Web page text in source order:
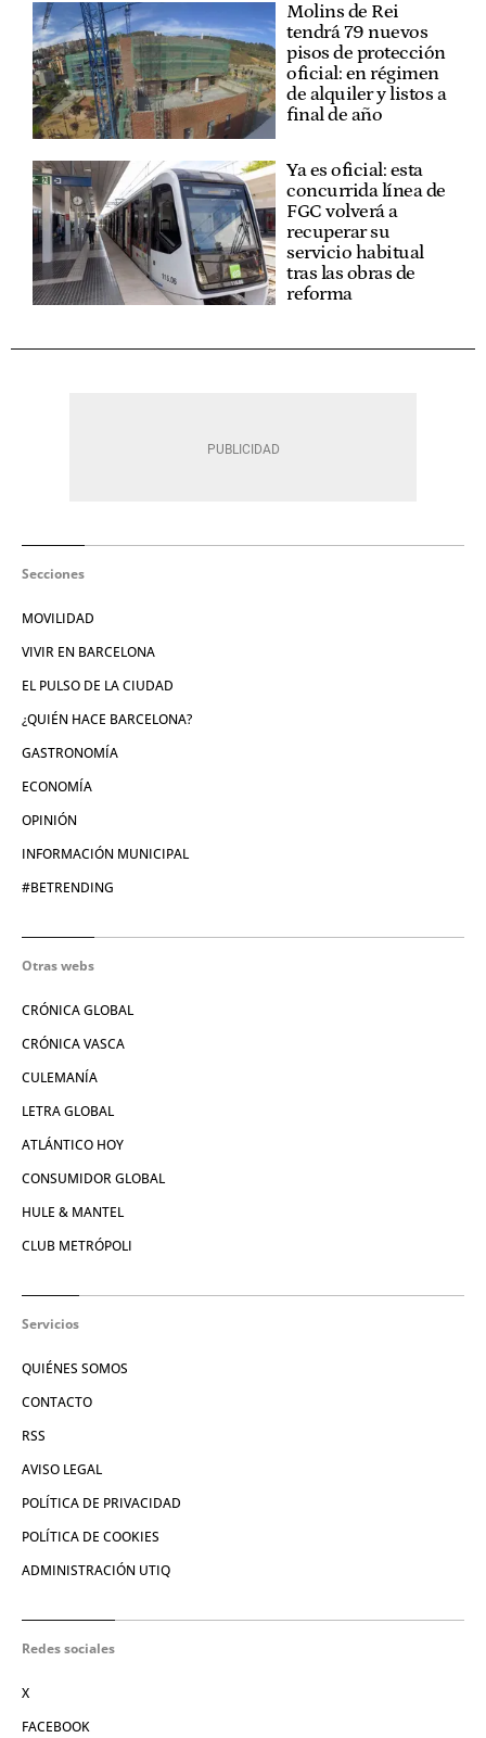
Molins de Rei
tendrá 79 nuevos
pisos de protección
oficial: en régimen
de alquiler y listos a
final de año
Ya es oficial: esta
concurrida línea de
FGC volverá a
recuperar su
servicio habitual
tras las obras de
reforma
Secciones
MOVILIDAD
VIVIR EN BARCELONA
EL PULSO DE LA CIUDAD
¿QUIÉN HACE BARCELONA?
GASTRONOMÍA
ECONOMÍA
OPINIÓN
INFORMACIÓN MUNICIPAL
#BETRENDING
Otras webs
CRÓNICA GLOBAL
CRÓNICA VASCA
CULEMANÍA
LETRA GLOBAL
ATLÁNTICO HOY
CONSUMIDOR GLOBAL
HULE & MANTEL
CLUB METRÓPOLI
Servicios
QUIÉNES SOMOS
CONTACTO
RSS
AVISO LEGAL
POLÍTICA DE PRIVACIDAD
POLÍTICA DE COOKIES
ADMINISTRACIÓN UTIQ
Redes sociales
X
FACEBOOK